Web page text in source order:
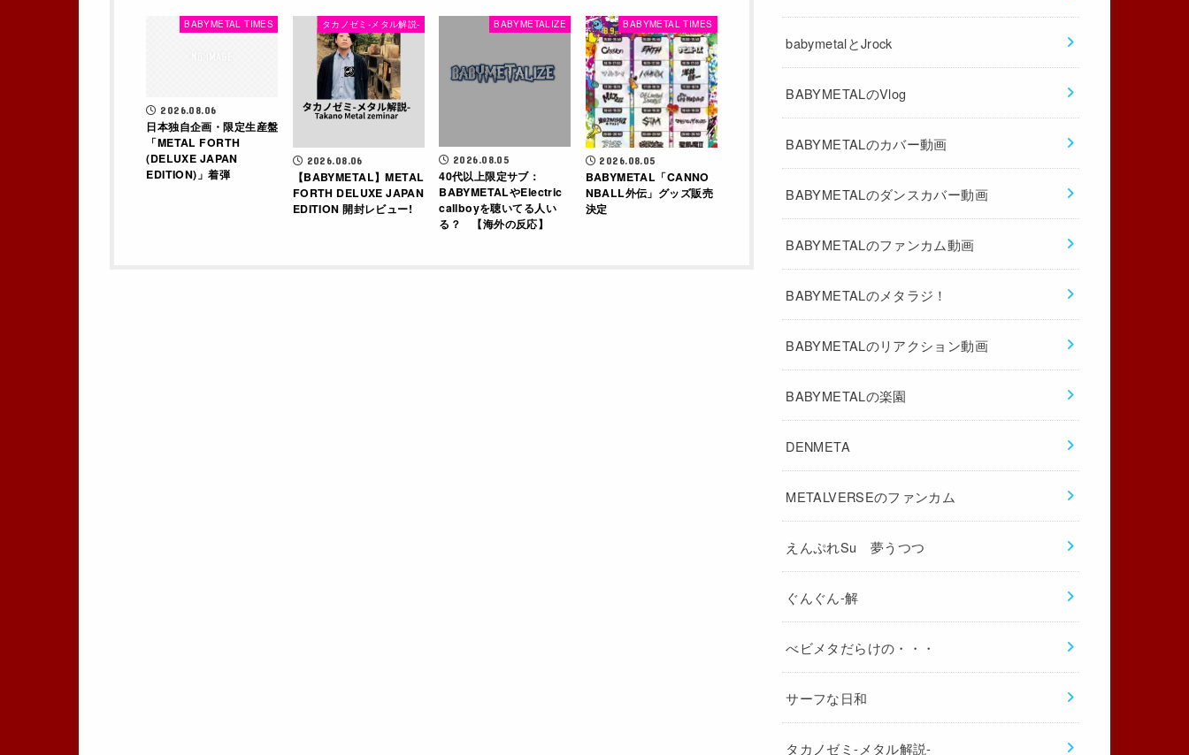
BABYMETAL TIMES
2026.08.06
日本独自企画・限定生産盤
「METAL FORTH
(DELUXE JAPAN
EDITION)」着弾
タカノゼミ-メタル解説-
2026.08.06
【BABYMETAL】METAL
FORTH DELUXE JAPAN
EDITION 開封レビュー!
BABYMETALIZE
2026.08.05
40代以上限定サブ：
BABYMETALやElectric
callboyを聴いてる人い
る？ 【海外の反応】
BABYMETAL TIMES
2026.08.05
BABYMETAL「CANNO
NBALL外伝」グッズ販売
決定
babymetalとJrock
BABYMETALのVlog
BABYMETALのカバー動画
BABYMETALのダンスカバー動画
BABYMETALのファンカム動画
BABYMETALのメタラジ！
BABYMETALのリアクション動画
BABYMETALの楽園
DENMETA
METALVERSEのファンカム
えんぷれSu 夢うつつ
ぐんぐん-解
べビメタだらけの・・・
サーフな日和
タカノゼミ-メタル解説-